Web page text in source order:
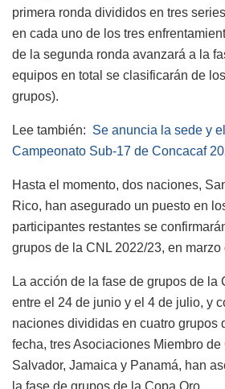
primera ronda divididos en tres
en cada uno de los tres
de la segunda ronda avanzará a la
equipos en total se clasificarán de
grupos).
Lee también: Se anuncia la sede y
Campeonato Sub-17 de Concacaf
Hasta el momento, dos naciones,
Rico, han asegurado un puesto en
participantes restantes se
grupos de la CNL 2022/23, en marzo
La acción de la fase de grupos de la
entre el 24 de junio y el 4 de julio, y
naciones divididas en cuatro grupos
fecha, tres Asociaciones Miembro de
Salvador, Jamaica y Panamá, han